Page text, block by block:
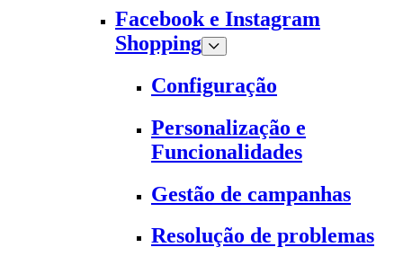
Facebook e Instagram
Shopping
Configuração
Personalização e
Funcionalidades
Gestão de campanhas
Resolução de problemas